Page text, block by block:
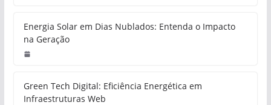
Energia Solar em Dias Nublados: Entenda o Impacto
na Geração
Green Tech Digital: Eficiência Energética em
Infraestruturas Web